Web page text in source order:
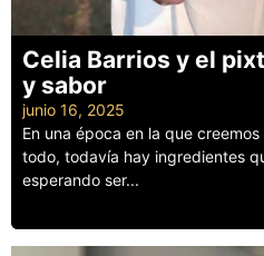
Celia Barrios y el
y sabor
junio 16, 2025
En una época en la que
todo, todavía hay ingredientes
esperando ser...